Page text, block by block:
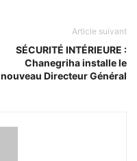
Article suivant
SÉCURITÉ INTÉRIEURE :
Chanegriha installe le
nouveau Directeur Général